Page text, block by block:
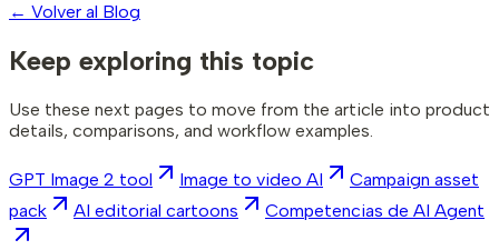
← Volver al Blog
Keep exploring this topic
Use these next pages to move from the article into product
details, comparisons, and workflow examples.
GPT Image 2 tool Image to video AI
Campaign asset
pack
AI editorial cartoons Competencias de AI Agent